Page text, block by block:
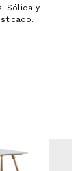
Sólida y